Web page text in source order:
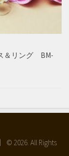
＆リング BM-
2026. All Rights